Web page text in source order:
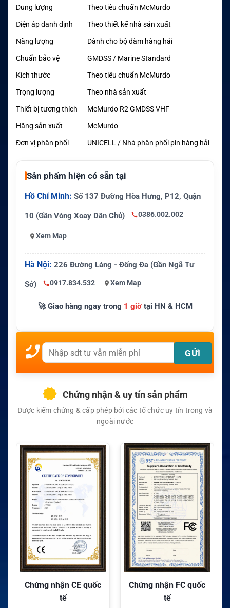
Dung lượng
Theo tiêu chuẩn McMurdo
Điện áp danh định
Theo thiết kế nhà sản xuất
Năng lượng
Dành cho bộ đàm hàng hải
Chuẩn bảo vệ
GMDSS / Marine Standard
Kích thước
Theo tiêu chuẩn McMurdo
Trọng lượng
Theo nhà sản xuất
Thiết bị tương thích
McMurdo R2 GMDSS VHF
Hãng sản xuất
McMurdo
Đơn vị phân phối
UNICELL / Nhà phân phối pin hàng hải
Sản phẩm hiện có sẵn tại
Hồ Chí Minh: Số 137 Đường Hòa Hưng, P12, Quận
10 (Gần Vòng Xoay Dân Chủ) 0386.002.002
Xem Map
Hà Nội: 226 Đường Láng - Đống Đa (Gần Ngã Tư
Sở) 0917.834.532 Xem Map
🚀 Giao hàng ngay trong 1 giờtại HN & HCM
Chứng nhận & uy tín sản phẩm
Được kiểm chứng & cấp phép bởi các tổ chức uy tín trong và
ngoài nước
Chứng nhận FC quốc
tế
Đại lý độc quyền
Sahaha